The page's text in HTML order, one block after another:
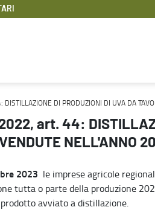
DI UVA DA TAVOLA NON
DI PRODUZIONI DI UVA DA
art. 44:
NELL'ANNO
2023 le imprese agricole
tutta o parte della produzione
avviato a distillazione.